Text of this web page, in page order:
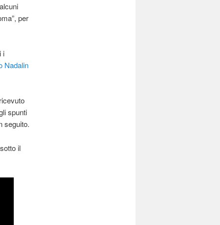
per
i
Nadalin
spunti
seguito.
il